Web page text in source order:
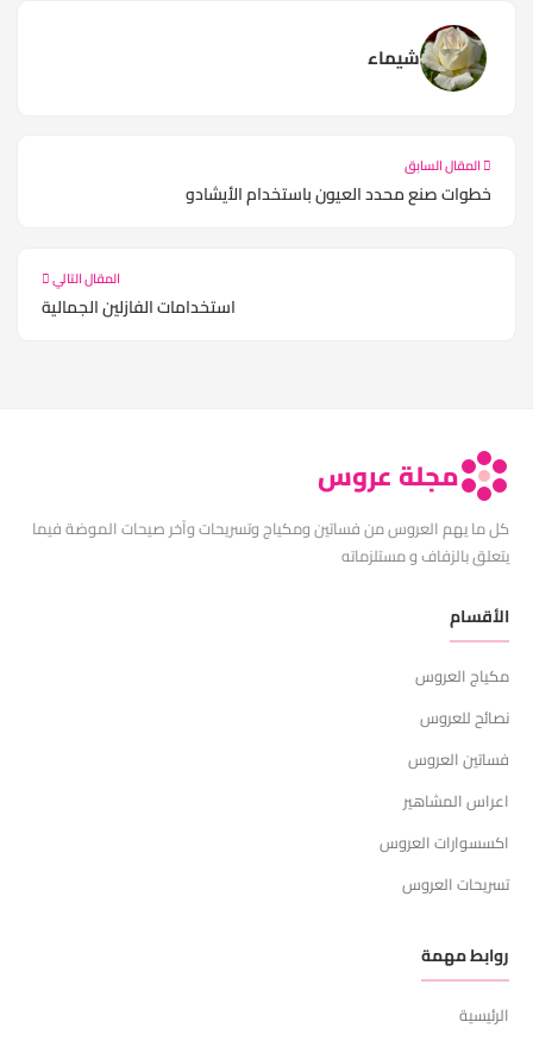
شيماء
المقال السابق
خطوات صنع محدد العيون باستخدام الأيشادو
المقال التالي
استخدامات الفازلين الجمالية
مجلة عروس
كل ما يهم العروس من فساتين ومكياج وتسريحات وآخر صيحات الموضة فيما
يتعلق بالزفاف و مستلزماته
الأقسام
مكياج العروس
نصائح للعروس
فساتين العروس
اعراس المشاهير
اكسسوارات العروس
تسريحات العروس
روابط مهمة
الرئيسية